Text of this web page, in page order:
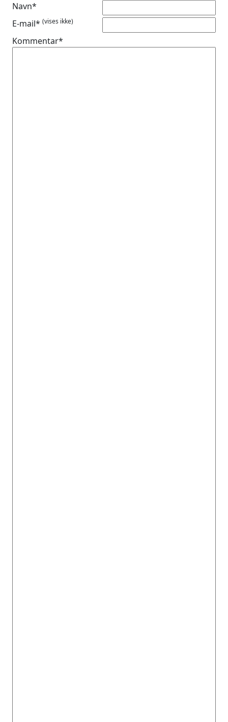
Navn*
E-mail* (vises ikke)
Kommentar*